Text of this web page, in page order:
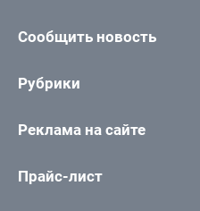
Сообщить новость
Рубрики
Реклама на сайте
Прайс-лист